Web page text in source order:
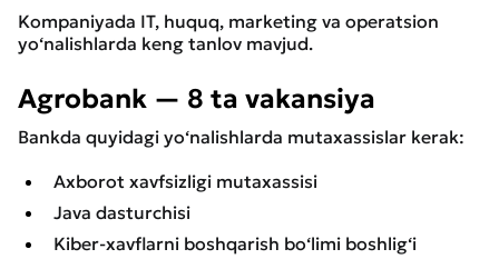
Kompaniyada IT, huquq, marketing va operatsion
yo‘nalishlarda keng tanlov mavjud.
Agrobank — 8 ta vakansiya
Bankda quyidagi yo‘nalishlarda mutaxassislar kerak:
Axborot xavfsizligi mutaxassisi
Java dasturchisi
Kiber-xavflarni boshqarish bo‘limi boshlig‘i